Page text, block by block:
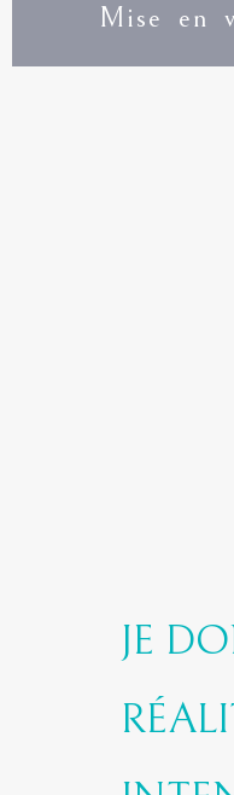
Mise en
JE